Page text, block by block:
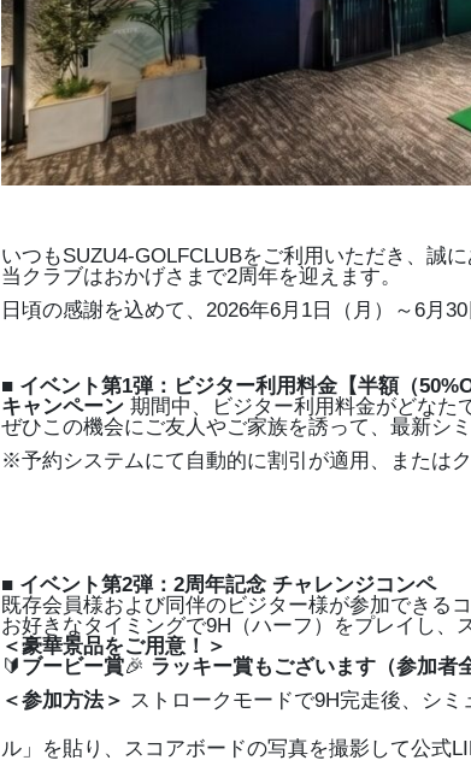
いつもSUZU4-GOLFCLUBをご利用いただき、誠に
当クラブはおかげさまで2周年を迎えます。
日頃の感謝を込めて、2026年6月1日（月）～6月
■ イベント第1弾：ビジター利用料金【半額（
キャンペーン 期間中、ビジター利用料金がどなた
ぜひこの機会にご友人やご家族を誘って、最新シ
※予約システムにて自動的に割引が適用、または
■ イベント第2弾：2周年記念 チャレンジコンペ
既存会員様および同伴のビジター様が参加できる
お好きなタイミングで9H（ハーフ）をプレイし、
＜豪華景品をご用意！＞
🔰 ブービー賞🎉 ラッキー賞もございます（参加者
＜参加方法＞ ストロークモードで9H完走後、シ
ル」を貼り、スコアボードの写真を撮影して公式